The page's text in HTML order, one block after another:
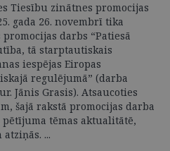
Tiesību zinātnes promocijas
gada 26. novembrī tika
darbs “Patiesā
tā starptautiskais
iespējas Eiropas
regulējumā” (darba
Jānis Grasis). Atsaucoties
šajā rakstā promocijas darba
tēmas aktualitātē,
...